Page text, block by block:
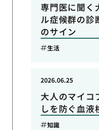
専門医に聞く
ル症候群の診
のサイン
生活
大人のマイコ
しを防ぐ血液
2026.06.25
知識